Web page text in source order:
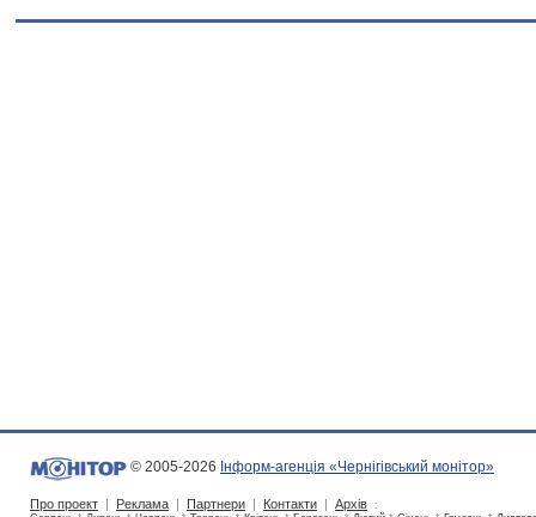
© 2005-2026 Інформ-агенція «Чернігівський монітор»
Про проект | Реклама | Партнери | Контакти | Архів :